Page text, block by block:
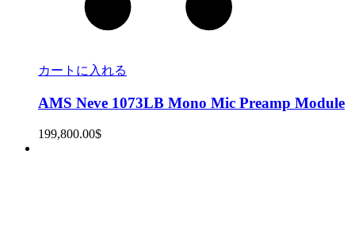
カートに入れる
AMS Neve 1073LB Mono Mic Preamp Module
199,800.00$